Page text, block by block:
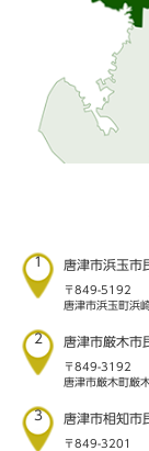
1 唐津市浜玉市
〒849-5192
唐津市浜玉町浜
2 唐津市厳木市
〒849-3192
唐津市厳木町厳
3 唐津市相知市
〒849-3201